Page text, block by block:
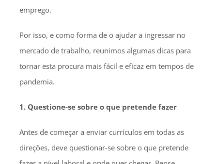
emprego.
Por isso, e como forma de o ajudar a ingressar no
mercado de trabalho, reunimos algumas dicas para
tornar esta procura mais fácil e eficaz em tempos de
pandemia.
1. Questione-se sobre o que pretende fazer
Antes de começar a enviar currículos em todas as
direções, deve questionar-se sobre o que pretende